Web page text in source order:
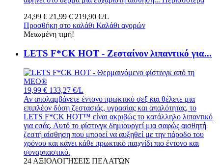
24,99 € 21,99 € 219,90 €/L
Προσθήκη στο καλάθι Καλάθι αγορών
Μειωμένη τιμή!
LETS F*CK HOT - Ζεσταίνον λιπαντικό για...
19,99 € 133,27 €/L
Αν απολαμβάνετε έντονο πρωκτικό σεξ και θέλετε μια
επιπλέον δόση ζεστασιάς, υγρασίας και απαλότητας, το
LETS F*CK HOT™ είναι ακριβώς το κατάλληλο λιπαντικό
για εσάς. Αυτό το φίστινγκ δημιουργεί μια σαφώς αισθητή
ζεστή αίσθηση που μπορεί να αυξηθεί με την πάροδο του
χρόνου και κάνει κάθε πρωκτικό παιχνίδι πιο έντονο και
συναρπαστικό.
24 ΑΞΙΟΛΟΓΉΣΕΙΣ ΠΕΛΑΤΏΝ